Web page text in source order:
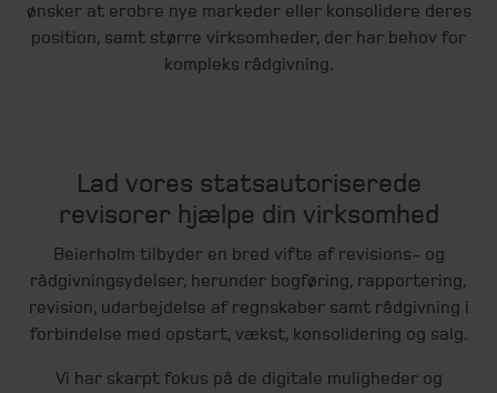
ønsker at erobre nye markeder eller konsolidere deres
position, samt større virksomheder, der har behov for
kompleks rådgivning.
Lad vores statsautoriserede
revisorer hjælpe din virksomhed
Beierholm tilbyder en bred vifte af revisions- og
rådgivningsydelser, herunder bogføring, rapportering,
revision, udarbejdelse af regnskaber samt rådgivning i
forbindelse med opstart, vækst, konsolidering og salg.
Vi har skarpt fokus på de digitale muligheder og